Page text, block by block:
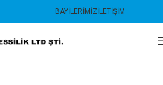
BAYILERIMIZİLETIŞIM